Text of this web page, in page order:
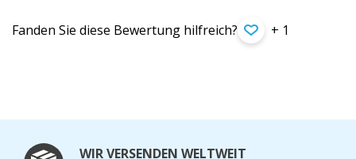
Fanden Sie diese Bewertung hilfreich? + 1
WIR VERSENDEN WELTWEIT